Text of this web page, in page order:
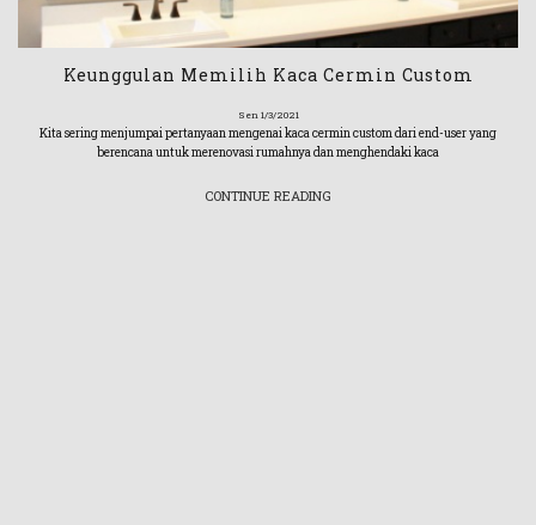
Keunggulan Memilih Kaca Cermin Custom
Sen 1/3/2021
Kita sering menjumpai pertanyaan mengenai kaca cermin custom dari end-user yang
berencana untuk merenovasi rumahnya dan menghendaki kaca
CONTINUE READING